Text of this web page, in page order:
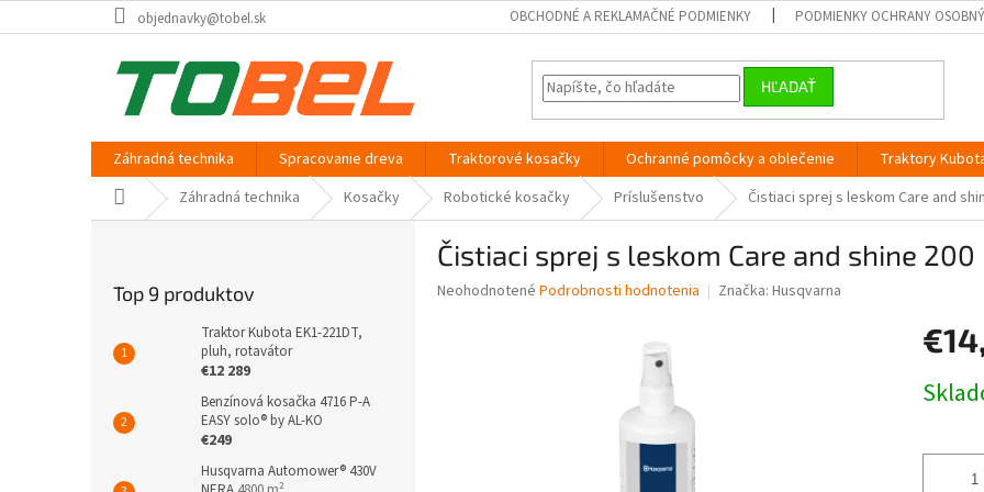
na
objednavky@tobel.sk OBCHODNÉ A REKLAMAČNÉ PODMIENKY PODMIENKY OCHRANY
HĽADAŤ
Záhradná technika Spracovanie dreva Traktorové kosačky Ochranné pomôcky a oblečenie Traktory
Domov Záhradná technika Kosačky Robotické kosačky Príslušenstvo Čistiaci sprej s leskom Care and
Top 9 produktov
Traktor Kubota EK1-221DT,
pluh, rotavátor
€12 289
Benzínová kosačka 4716 P-A
EASY solo® by AL-KO
€249
Husqvarna Automower® 430V
Čistiaci sprej s leskom Care and shine
Priemerné
Neohodnotené Podrobnosti hodnotenia Značka: Husqvarna
cena: